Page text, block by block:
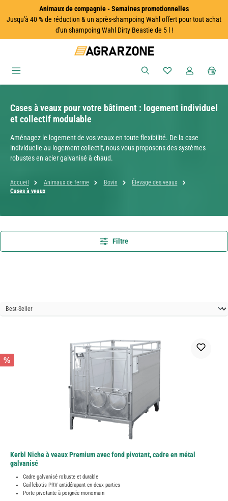
Passer au contenu principalAnimaux de compagnie - Semaines promotionnelles
Jusqu'à 40 % de réduction & un après-shampoing Wahl offert pour tout achat
d'un shampoing Wahl Dirty Beastie de 5 l !
Vous avez 0
Cases à veaux pour votre bâtiment : logement individuel
et collectif modulable
Aménagez le logement de vos veaux en toute flexibilité. De la case
individuelle au logement collectif, nous vous proposons des systèmes
robustes en acier galvanisé à chaud.
Accueil Animaux de ferme Bovin
Élevage des veaux
Cases à veaux
Filtre
%
Kerbl Niche à veaux Premium avec fond pivotant, cadre en métal
galvanisé
Cadre galvanisé robuste et durable
Caillebotis PRV antidérapant en deux parties
Porte pivotante à poignée monomain